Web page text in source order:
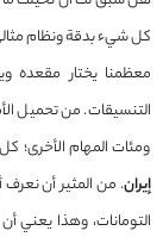
كل شيء بدقة ونظام
معظمنا يختار مقعده
التنسيقات. من تحميل
ومئات المهام الأخرى؛
إيران. من المثير أن
التومانات، وهذا